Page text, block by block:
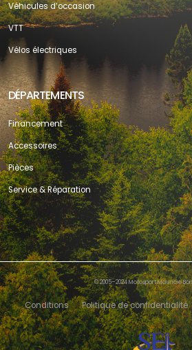
Véhicules d’occasion
VTT
Vélos électriques
DÉPARTEMENTS
Financement
Accessoires
Pièces
Service & Réparation
© 2005–2024 Motosport Mauricie
Conditions Politique de confidentialité